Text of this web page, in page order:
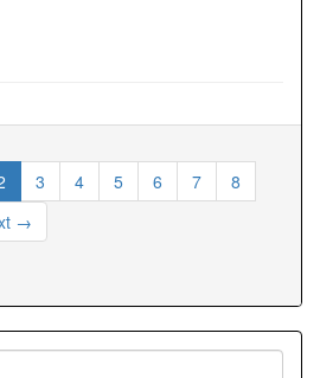
3 4 5 6 7
8
→